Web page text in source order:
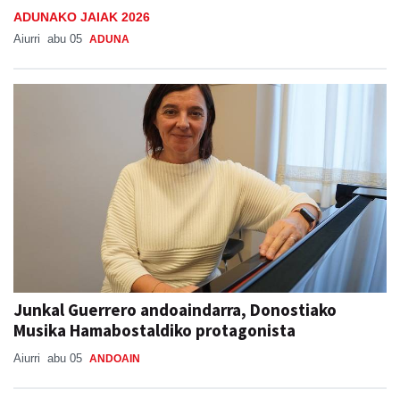
ADUNAKO JAIAK 2026
Aiurri abu 05 ADUNA
Junkal Guerrero andoaindarra, Donostiako
Musika Hamabostaldiko protagonista
Aiurri abu 05 ANDOAIN